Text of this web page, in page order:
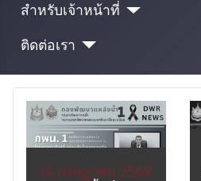
สำหรับเจ้าหน้าที่
ติดต่อเรา
14 กรกฎาคม 2569